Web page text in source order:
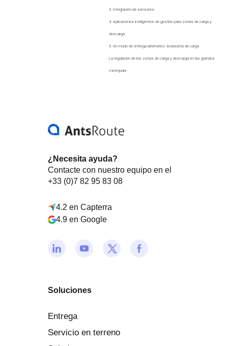
3. Integración de sensores
4. Aplicaciones inteligentes de gestión para zonas de carga y
descarga
5. Un modo de entrega alternativo: la bicicleta de carga
La regulación de las zonas de carga y descarga en las grandes
metrópolis
¿Necesita ayuda?
Contacte con nuestro equipo en el
+33 (0)7 82 95 83 08
4.2 en Capterra
4.9 en Google
Soluciones
Entrega
Servicio en terreno